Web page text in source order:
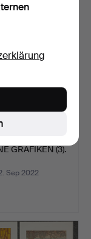
GRAFIKEN (3).
Sep 2022